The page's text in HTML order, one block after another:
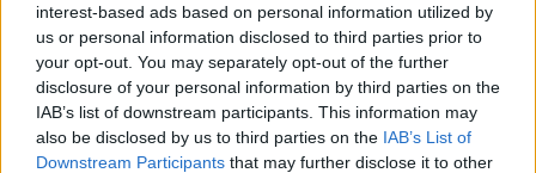
interest-based ads based on personal information utilized by
us or personal information disclosed to third parties prior to
your opt-out. You may separately opt-out of the further
disclosure of your personal information by third parties on the
IAB’s list of downstream participants. This information may
also be disclosed by us to third parties on the IAB’s List of
Downstream Participants that may further disclose it to other
«Είναι δύσκολο να εκφράσω όλα τα
συναισθήματα και την αγάπη που τρέφω για
αυτό τον σύλλογο και την πόλη. Ήταν πέντε
χρόνια σε ένα σπίτι που με καλωσόρισε με
απίστευτο τρόπο. Στιγμές χαράς, λύπης,